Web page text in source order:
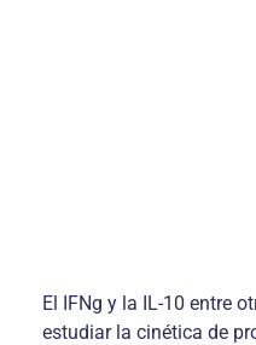
El IFNg y la IL-10 entre
estudiar la cinética de